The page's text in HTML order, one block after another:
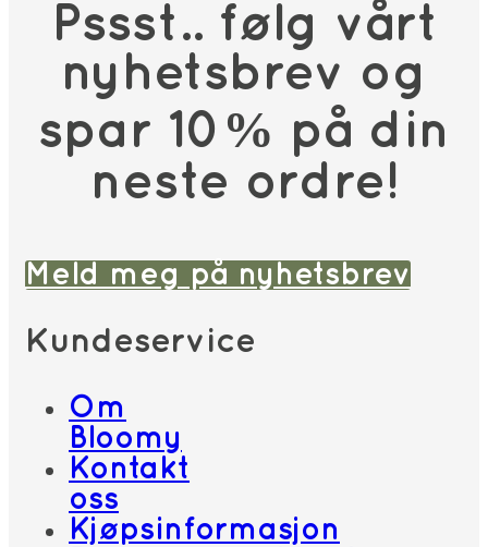
Pssst.. følg vårt
nyhetsbrev og
spar 10% på din
neste ordre!
Meld meg på nyhetsbrev
Kundeservice
Om
Bloomy
Kontakt
oss
Kjøpsinformasjon